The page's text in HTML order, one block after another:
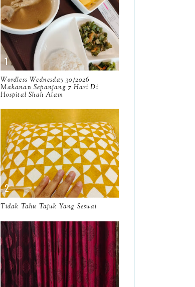
December15
November
October 13
September
August8
June10
May9
April9
March11
January 14
2024130
December 19
Wordless Wednesday 30/2026
Makanan Sepanjang 7 Hari Di
Hospital Shah Alam
Tidak Tahu Tajuk Yang Sesuai